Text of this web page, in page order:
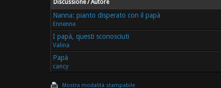
Discussione / Autore
Nanna: pianto disperato con il papà
Ennenne
I papà, questi sconosciuti
Valina
Papà
cancy
Mostra modalità stampabile